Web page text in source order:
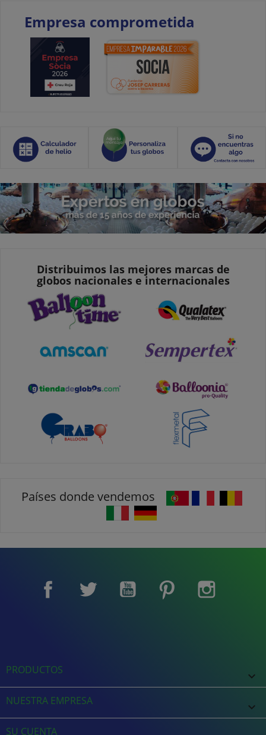
Empresa comprometida
Distribuimos las mejores marcas de
globos nacionales e internacionales
Países donde vendemos
Facebook Twitter YouTube Pinterest
PRODUCTOS 
NUESTRA EMPRESA 
SU CUENTA